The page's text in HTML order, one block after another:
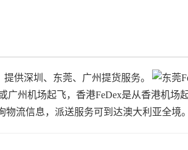
供深圳、东莞、广州提货服务。
州机场起飞，香港FeDex是从香港机场
流信息，派送服务可到达澳大利亚全境。